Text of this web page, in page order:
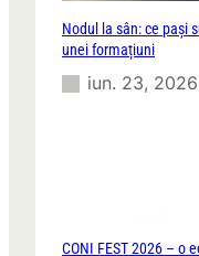
Nodul la sân: ce pași
unei formațiuni
iun. 23, 2026
CONI FEST 2026 – o